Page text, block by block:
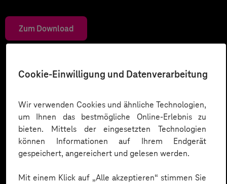
Cookie-Einwilligung und Datenverarbeitung
Wir verwenden Cookies und ähnliche Technologien,
um Ihnen das bestmögliche Online-Erlebnis zu
bieten. Mittels der eingesetzten Technologien
können Informationen auf Ihrem Endgerät
gespeichert, angereichert und gelesen werden.
Mit einem Klick auf „Alle akzeptieren“ stimmen Sie
Zum Download